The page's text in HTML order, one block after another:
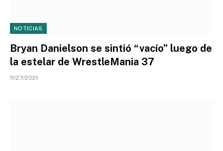
NOTICIAS
Bryan Danielson se sintió “vacío” luego de
la estelar de WrestleMania 37
11/27/2021